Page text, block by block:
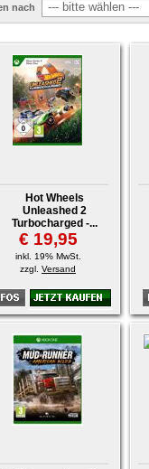
nach
Hot Wheels
Unleashed 2
Turbocharged -...
€ 19,95
inkl. 19% MwSt.
zzgl. Versand